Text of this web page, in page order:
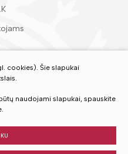
paslaugas
cookies). Šie slapukai
naudojami slapukai, spauskite